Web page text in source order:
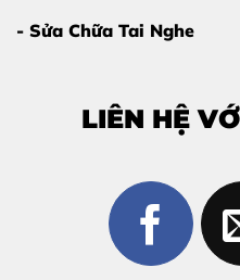
- Sửa Chữa Tai Nghe
LIÊN HỆ